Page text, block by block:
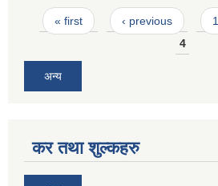
Pages
« first ‹ previous 1
4
अन्य
कर तथा शुल्कहरु